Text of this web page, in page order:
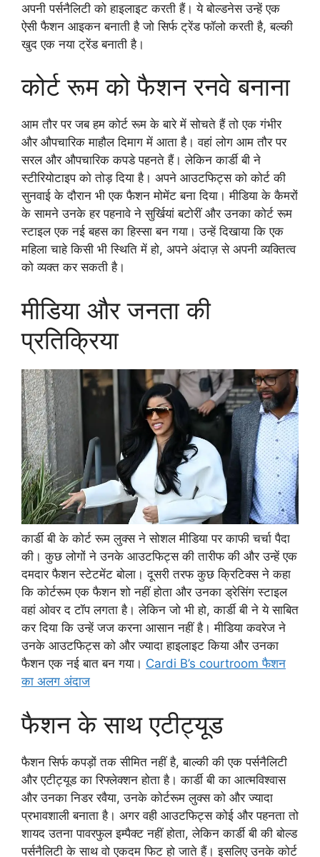
अपनी पर्सनैलिटी को हाइलाइट करती हैं। ये बोल्डनेस उन्हें एक
ऐसी फैशन आइकन बनाती है जो सिर्फ ट्रेंड फॉलो करती है, बल्की
खुद एक नया ट्रेंड बनाती है।
कोर्ट रूम को फैशन रनवे बनाना
आम तौर पर जब हम कोर्ट रूम के बारे में सोचते हैं तो एक गंभीर
और औपचारिक माहौल दिमाग में आता है। वहां लोग आम तौर पर
सरल और औपचारिक कपडे पहनते हैं। लेकिन कार्डी बी ने
स्टीरियोटाइप को तोड़ दिया है। अपने आउटफिट्स को कोर्ट की
सुनवाई के दौरान भी एक फैशन मोमेंट बना दिया। मीडिया के कैमरों
के सामने उनके हर पहनावे ने सुर्खियां बटोरीं और उनका कोर्ट रूम
स्टाइल एक नई बहस का हिस्सा बन गया। उन्हें दिखाया कि एक
महिला चाहे किसी भी स्थिति में हो, अपने अंदाज़ से अपनी व्यक्तित्व
को व्यक्त कर सकती है।
मीडिया और जनता की
प्रतिक्रिया
कार्डी बी के कोर्ट रूम लुक्स ने सोशल मीडिया पर काफी चर्चा पैदा
की। कुछ लोगों ने उनके आउटफिट्स की तारीफ की और उन्हें एक
दमदार फैशन स्टेटमेंट बोला। दूसरी तरफ कुछ क्रिटिक्स ने कहा
कि कोर्टरूम एक फैशन शो नहीं होता और उनका ड्रेसिंग स्टाइल
वहां ओवर द टॉप लगता है। लेकिन जो भी हो, कार्डी बी ने ये साबित
कर दिया कि उन्हें जज करना आसान नहीं है। मीडिया कवरेज ने
उनके आउटफिट्स को और ज्यादा हाइलाइट किया और उनका
फैशन एक नई बात बन गया। Cardi B’s courtroom फैशन
का अलग अंदाज
फैशन के साथ एटीट्यूड
फैशन सिर्फ कपड़ों तक सीमित नहीं है, बाल्की की एक पर्सनैलिटी
और एटीट्यूड का रिफ्लेक्शन होता है। कार्डी बी का आत्मविश्वास
और उनका निडर रवैया, उनके कोर्टरूम लुक्स को और ज्यादा
प्रभावशाली बनाता है। अगर वही आउटफिट्स कोई और पहनता तो
शायद उतना पावरफुल इम्पैक्ट नहीं होता, लेकिन कार्डी बी की बोल्ड
पर्सनैलिटी के साथ वो एकदम फिट हो जाते हैं। इसलिए उनके कोर्ट